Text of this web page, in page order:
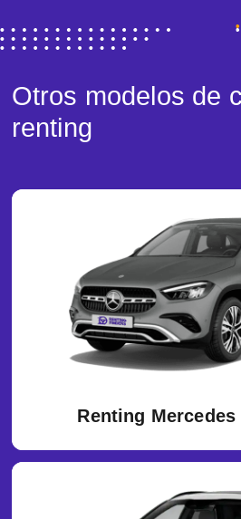
Otros modelos de
renting
Renting Mercedes